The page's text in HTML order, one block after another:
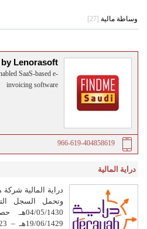
وساطة مالية [27]
Lenorasoft
SaaS-based e-
invoicing software
966-619-404858619
دراية المالية
دراية المالية
04/05/